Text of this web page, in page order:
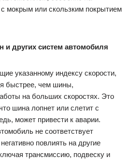
с мокрым или скользким покрытием
и других систем автомобиля
указанному индексу скорости,
быстрее, чем шины,
на больших скоростях. Это
шина лопнет или слетит с
может привести к аварии.
не соответствует
повлиять на другие
трансмиссию, подвеску и